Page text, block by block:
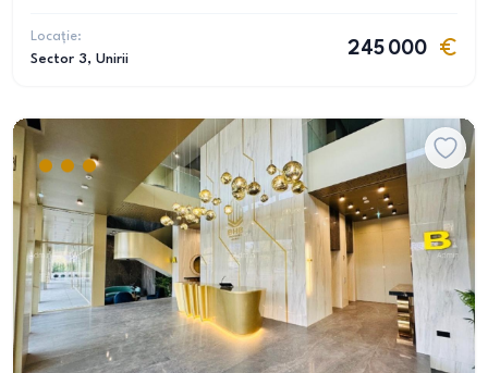
Locație:
Sector 3, Unirii
245 000